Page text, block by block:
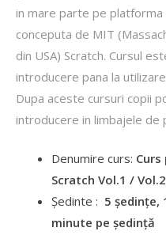
in mare parte pe
conceputa de MIT
din USA) Scratch. Cursul
introducere pana la
Dupa aceste cursuri copii
introducere in limbajele de
Denumire curs:
Scratch Vol.1 /
Ședinte : 5 ședințe,
minute pe ședință